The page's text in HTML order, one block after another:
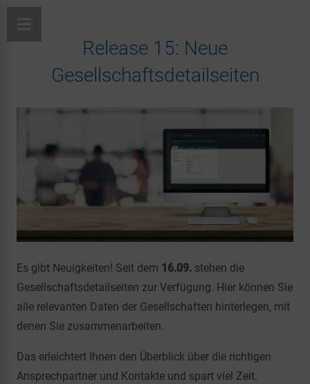
Release 15: Neue
Gesellschaftsdetailseiten
Es gibt Neuigkeiten! Seit dem 16.09. stehen die
Gesellschaftsdetailseiten zur Verfügung. Hier können Sie
alle relevanten Daten der Gesellschaften hinterlegen, mit
denen Sie zusammenarbeiten.
Das erleichtert Ihnen den Überblick über die richtigen
Ansprechpartner und Kontakte und spart viel Zeit.